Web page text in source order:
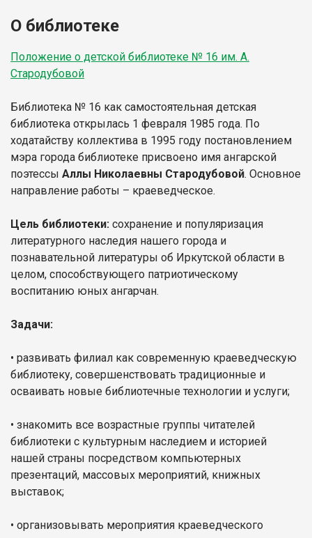
О библиотеке
Положение о детской библиотеке № 16 им. А.
Стародубовой
Библиотека № 16 как самостоятельная детская
библиотека открылась 1 февраля 1985 года. По
ходатайству коллектива в 1995 году постановлением
мэра города библиотеке присвоено имя ангарской
поэтессы Аллы Николаевны Стародубовой. Основное
направление работы – краеведческое.
Цель библиотеки: сохранение и популяризация
литературного наследия нашего города и
познавательной литературы об Иркутской области в
целом, способствующего патриотическому
воспитанию юных ангарчан.
Задачи:
• развивать филиал как современную краеведческую
библиотеку, совершенствовать традиционные и
осваивать новые библиотечные технологии и услуги;
• знакомить все возрастные группы читателей
библиотеки с культурным наследием и историей
нашей страны посредством компьютерных
презентаций, массовых мероприятий, книжных
выставок;
• организовывать мероприятия краеведческого